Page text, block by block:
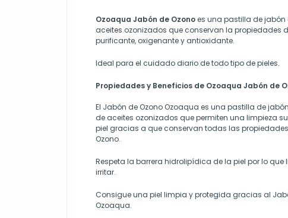
Ozoaqua Jabón de Ozonoes una pastilla de
aceites ozonizados que conservan la propiedades
purificante, oxigenante y antioxidante.
Ideal para el cuidado diario de todo tipo de pieles.
Propiedades y Beneficios de Ozoaqua Jabón de
El Jabón de Ozono Ozoaqua es una pastilla de
de aceites ozonizados que permiten una limpieza
piel gracias a que conservan todas las
Ozono.
Respeta la barrera hidrolipídica de la piel por lo
irritar.
Consigue una piel limpia y protegida gracias al
Ozoaqua.